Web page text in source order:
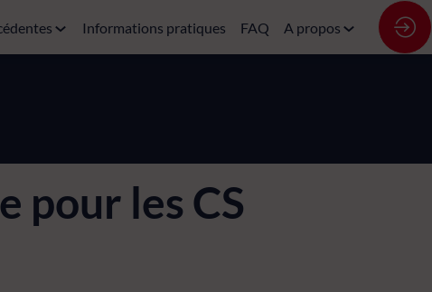
Informations pratiques FAQ A propos
pour les CS